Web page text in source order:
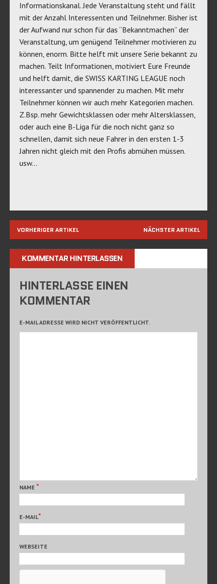
Informationskanal. Jede Veranstaltung steht und fällt
mit der Anzahl Interessenten und Teilnehmer. Bisher ist
der Aufwand nur schon für das “Bekanntmachen” der
Veranstaltung, um genügend Teilnehmer motivieren zu
können, enorm. Bitte helft mit unsere Serie bekannt zu
machen. Teilt Informationen, motiviert Eure Freunde
und helft damit, die SWISS KARTING LEAGUE noch
interessanter und spannender zu machen. Mit mehr
Teilnehmer können wir auch mehr Kategorien machen.
Z.Bsp. mehr Gewichtsklassen oder mehr Altersklassen,
oder auch eine B-Liga für die noch nicht ganz so
schnellen, damit sich neue Fahrer in den ersten 1-3
Jahren nicht gleich mit den Profis abmühen müssen.
usw…
VORHERIGER ARTIKEL NÄCHSTER ARTIKEL
KOMMENTAR HINTERLASSEN
HINTERLASSE EINEN
KOMMENTAR
E-MAIL ADRESSE WIRD NICHT VERÖFFENTLICHT.
NAME *
E-MAIL*
WEBSEITE